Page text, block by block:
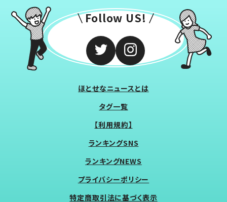
Follow US!
ほとせなニュースとは
タグ一覧
【利用規約】
ランキングSNS
ランキングNEWS
プライバシーポリシー
特定商取引法に基づく表示